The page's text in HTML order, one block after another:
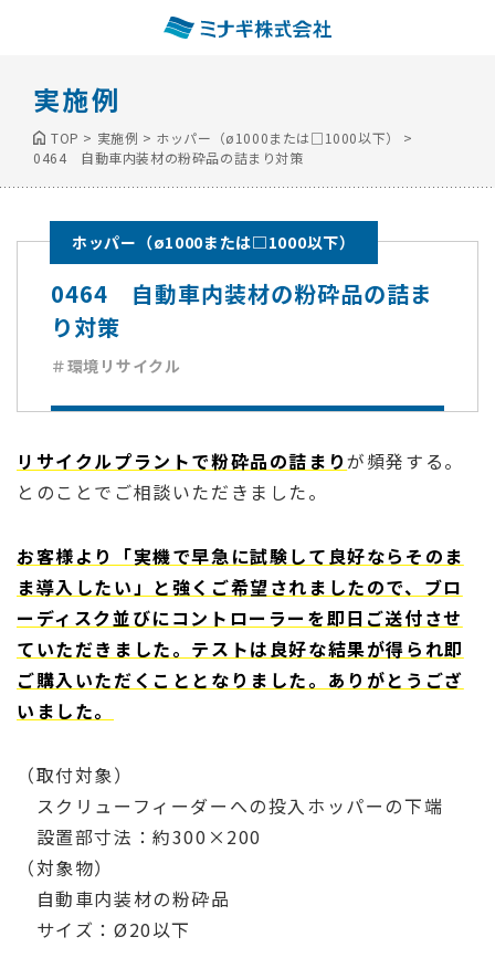
実施例
TOP > 実施例 > ホッパー（ø1000または□1000以下）
>
0464 自動車内装材の粉砕品の詰まり対策
ホッパー（ø1000または□1000以下）
0464 自動車内装材の粉砕品の詰ま
り対策
＃環境リサイクル
リサイクルプラントで粉砕品の詰まりが頻発する。
とのことでご相談いただきました。
お客様より「実機で早急に試験して良好ならそのま
ま導入したい」と強くご希望されましたので、ブロ
ーディスク並びにコントローラーを即日ご送付させ
ていただきました。テストは良好な結果が得られ即
ご購入いただくこととなりました。ありがとうござ
いました。
（取付対象）
スクリューフィーダーへの投入ホッパーの下端
設置部寸法：約300×200
（対象物）
自動車内装材の粉砕品
サイズ：Ø20以下